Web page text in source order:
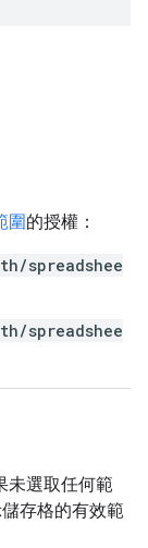
圍的授權：
spreadshee
spreadshee
未選取任何範
存格的有效範